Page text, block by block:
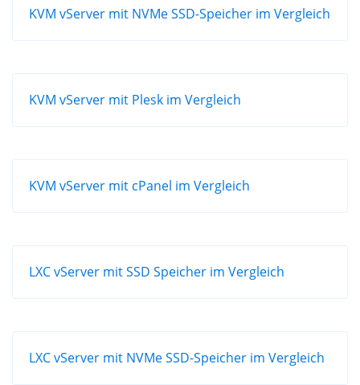
KVM vServer mit NVMe SSD-Speicher im Vergleich
KVM vServer mit Plesk im Vergleich
KVM vServer mit cPanel im Vergleich
LXC vServer mit SSD Speicher im Vergleich
LXC vServer mit NVMe SSD-Speicher im Vergleich